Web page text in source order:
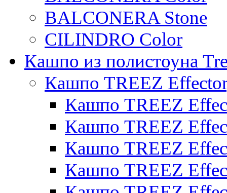
BALCONERA Stone
CILINDRO Color
Кашпо из полистоуна
Кашпо TREEZ
Кашпо TREEZ
Кашпо TREEZ
Кашпо TREEZ
Кашпо TREEZ